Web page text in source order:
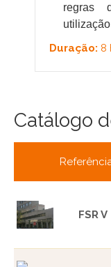
regras
Duração: 8
Catálogo
FSR V